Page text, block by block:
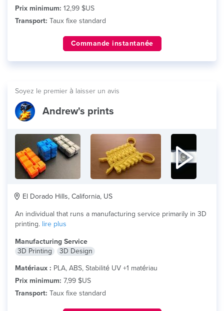
Prix minimum: 12,99 $US
Transport: Taux fixe standard
Commande instantanée
Soyez le premier à laisser un avis
Andrew's prints
El Dorado Hills, California, US
An individual that runs a manufacturing service primarily in 3D
printing. lire plus
Manufacturing Service
3D Printing
3D Design
Matériaux : PLA, ABS, Stabilité UV +1 matériau
Prix minimum: 7,99 $US
Transport: Taux fixe standard